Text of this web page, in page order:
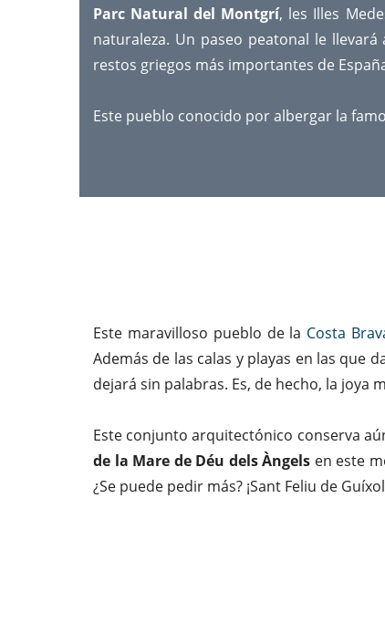
Parc Natural del Montgrí, les Illes
naturaleza. Un paseo peatonal le llevará
restos griegos más importantes de
Este pueblo conocido por albergar la
Este maravilloso pueblo de la Costa
Además de las calas y playas en las que
dejará sin palabras. Es, de hecho, la joya
Este conjunto arquitectónico conserva
de la Mare de Déu dels Àngels en este
¿Se puede pedir más? ¡Sant Feliu de